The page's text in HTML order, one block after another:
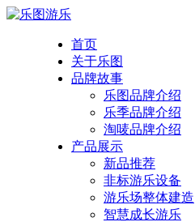
首页
关于乐图
品牌故事
乐图品牌介绍
乐季品牌介绍
淘唛品牌介绍
产品展示
新品推荐
非标游乐设备
游乐场整体建造
智慧成长游乐